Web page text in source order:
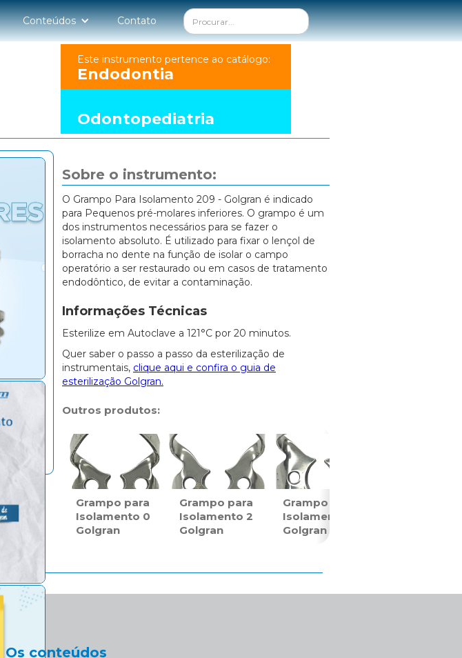
Conteúdos Contato
Este instrumento pertence ao catálogo:
Endodontia
Odontopediatria
Sobre o instrumento:
O Grampo Para Isolamento 209 - Golgran é indicado
para Pequenos pré-molares inferiores. O grampo é um
dos instrumentos necessários para se fazer o
isolamento absoluto. É utilizado para fixar o lençol de
borracha no dente na função de isolar o campo
operatório a ser restaurado ou em casos de tratamento
endodôntico, de evitar a contaminação.
Informações Técnicas
Esterilize em Autoclave a 121°C por 20 minutos.
Quer saber o passo a passo da esterilização de
instrumentais, clique aqui e confira o guia de
esterilização Golgran.
Outros produtos:
Grampo para
Isolamento 0
Golgran
Grampo para
Isolamento 2
Golgran
Grampo para
Isolamento 7
Golgran
Os conteúdos